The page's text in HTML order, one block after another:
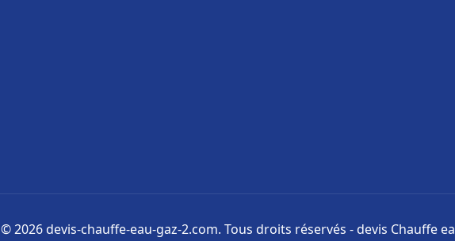
© 2026 devis-chauffe-eau-gaz-2.com. Tous droits réservés - devis Chauffe